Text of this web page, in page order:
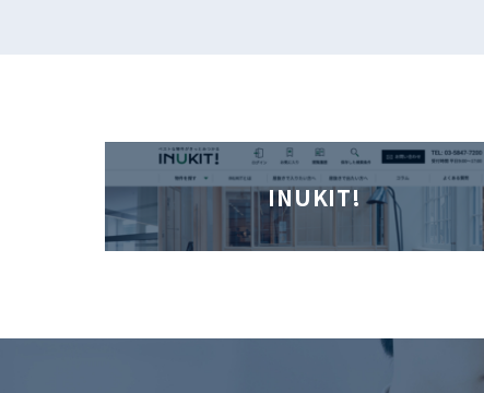
INUKIT!